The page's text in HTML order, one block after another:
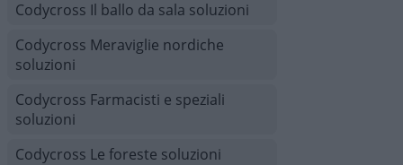
Codycross Il ballo da sala soluzioni
Codycross Meraviglie nordiche
soluzioni
Codycross Farmacisti e speziali
soluzioni
Codycross Le foreste soluzioni